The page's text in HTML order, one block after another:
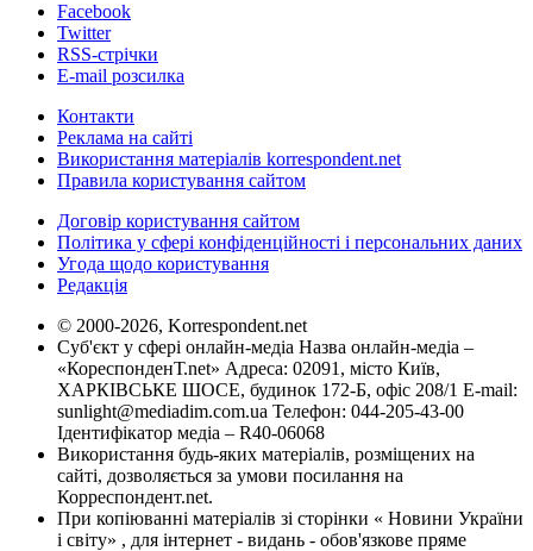
Facebook
Twitter
RSS-стрічки
E-mail розсилка
Контакти
Реклама на сайті
Використання матеріалів korrespondent.net
Правила користування сайтом
Договір користування сайтом
Політика у сфері конфіденційності і персональних даних
Угода щодо користування
Редакція
© 2000-2026, Korrespondent.net
Суб'єкт у сфері онлайн-медіа Назва онлайн-медіа –
«КореспонденТ.net» Адреса: 02091, місто Київ,
ХАРКІВСЬКЕ ШОСЕ, будинок 172-Б, офіс 208/1 E-mail:
sunlight@mediadim.com.ua Телефон: 044-205-43-00
Ідентифікатор медіа – R40-06068
Використання будь-яких матеріалів, розміщених на
сайті, дозволяється за умови посилання на
Корреспондент.net.
При копіюванні матеріалів зі сторінки « Новини України
і світу» , для інтернет - видань - обов'язкове пряме